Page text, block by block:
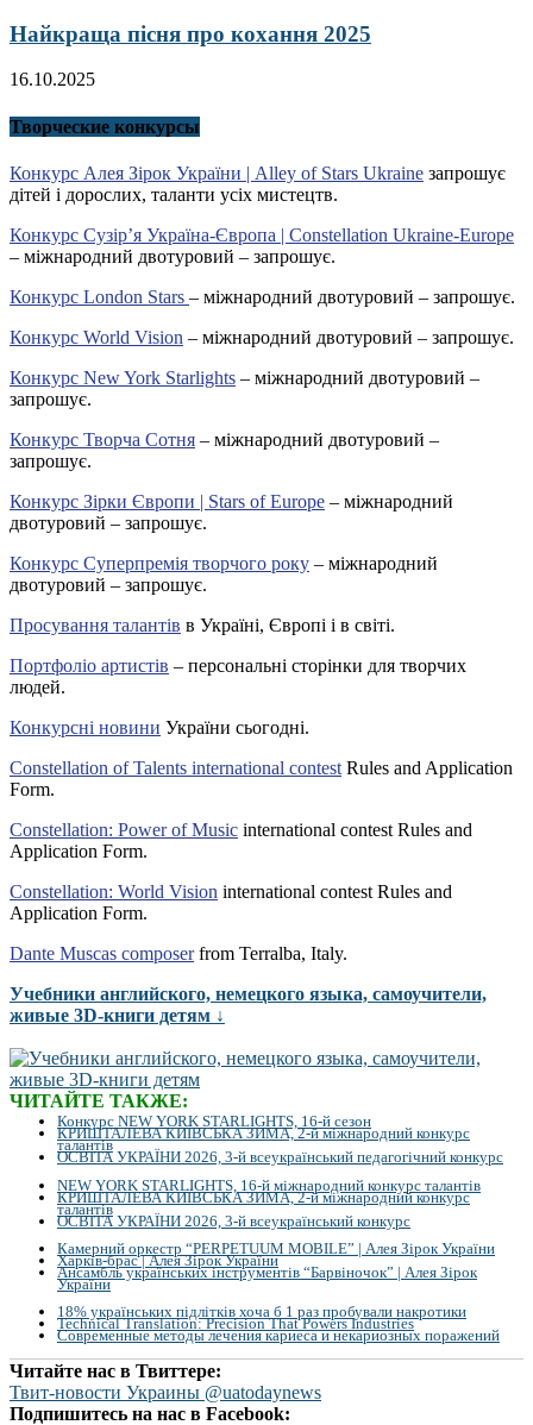
Найкраща пісня про кохання 2025
16.10.2025
Творческие конкурсы
Конкурс Алея Зірок України | Alley of Stars Ukraine запрошує
дітей і дорослих, таланти усіх мистецтв.
Конкурс Сузір’я Україна-Європа | Constellation Ukraine-Europe
– міжнародний двотуровий – запрошує.
Конкурс London Stars – міжнародний двотуровий – запрошує.
Конкурс World Vision – міжнародний двотуровий – запрошує.
Конкурс New York Starlights – міжнародний двотуровий –
запрошує.
Конкурс Творча Сотня – міжнародний двотуровий –
запрошує.
Конкурс Зірки Європи | Stars of Europe – міжнародний
двотуровий – запрошує.
Конкурс Суперпремія творчого року – міжнародний
двотуровий – запрошує.
Просування талантів в Україні, Європі і в світі.
Портфоліо артистів – персональні сторінки для творчих
людей.
Конкурсні новини України сьогодні.
Constellation of Talents international contest Rules and Application
Form.
Constellation: Power of Music international contest Rules and
Application Form.
Constellation: World Vision international contest Rules and
Application Form.
Dante Muscas composerfrom Terralba, Italy.
Учебники английского, немецкого языка, самоучители,
живые 3D-книги детям ↓
ЧИТАЙТЕ ТАКЖЕ:
Конкурс NEW YORK STARLIGHTS, 16-й сезон
КРИШТАЛЕВА КИЇВСЬКА ЗИМА, 2-й міжнародний конкурс
талантів
ОСВІТА УКРАЇНИ 2026, 3-й всеукраїнський педагогічний конкурс
NEW YORK STARLIGHTS, 16-й міжнародний конкурс талантів
КРИШТАЛЕВА КИЇВСЬКА ЗИМА, 2-й міжнародний конкурс
талантів
ОСВІТА УКРАЇНИ 2026, 3-й всеукраїнський конкурс
Камерний оркестр “PERPETUUM MOBILE” | Алея Зірок України
Харків-брас | Алея Зірок України
Ансамбль українських інструментів “Барвіночок” | Алея Зірок
України
18% українських підлітків хоча б 1 раз пробували накротики
Technical Translation: Precision That Powers Industries
Современные методы лечения кариеса и некариозных поражений
Читайте нас в Твиттере:
Твит-новости Украины @uatodaynews
Подпишитесь на нас в Facebook: